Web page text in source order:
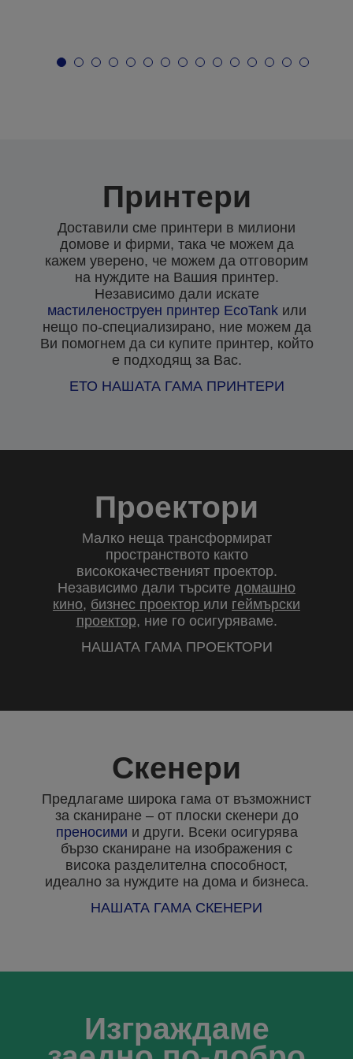
Принтери
Доставили сме принтери в милиони
домове и фирми, така че можем да
кажем уверено, че можем да отговорим
на нуждите на Вашия принтер.
Независимо дали искате
мастиленоструен принтер EcoTankили
нещо по-специализирано, ние можем да
Ви помогнем да си купите принтер, който
е подходящ за Вас.
ЕТО НАШАТА ГАМА ПРИНТЕРИ
Проектори
Малко неща трансформират
пространството както
висококачественият проектор.
Независимо дали търсите домашно
кино, бизнес проектор или геймърски
проектор, ние го осигуряваме.
НАШАТА ГАМА ПРОЕКТОРИ
Скенери
Предлагаме широка гама от възможнист
за сканиране – от плоски скенери до
преносими и други. Всеки осигурява
бързо сканиране на изображения с
висока разделителна способност,
идеално за нуждите на дома и бизнеса.
НАШАТА ГАМА СКЕНЕРИ
Изграждаме